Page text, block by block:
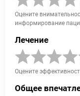
Оцените
информирование
Лечение
Оцените
Общее